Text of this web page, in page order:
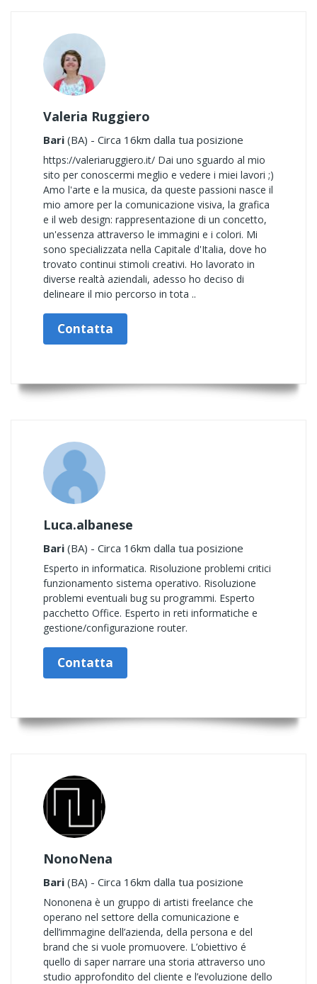
Valeria Ruggiero
Bari (BA) - Circa 16km dalla tua posizione
https://valeriaruggiero.it/ Dai uno sguardo al mio
sito per conoscermi meglio e vedere i miei lavori ;)
Amo l'arte e la musica, da queste passioni nasce il
mio amore per la comunicazione visiva, la grafica
e il web design: rappresentazione di un concetto,
un'essenza attraverso le immagini e i colori. Mi
sono specializzata nella Capitale d'Italia, dove ho
trovato continui stimoli creativi. Ho lavorato in
diverse realtà aziendali, adesso ho deciso di
delineare il mio percorso in tota ..
Contatta
Luca.albanese
Bari (BA) - Circa 16km dalla tua posizione
Esperto in informatica. Risoluzione problemi critici
funzionamento sistema operativo. Risoluzione
problemi eventuali bug su programmi. Esperto
pacchetto Office. Esperto in reti informatiche e
gestione/configurazione router.
Contatta
NonoNena
Bari (BA) - Circa 16km dalla tua posizione
Nononena è un gruppo di artisti freelance che
operano nel settore della comunicazione e
dell’immagine dell’azienda, della persona e del
brand che si vuole promuovere. L’obiettivo é
quello di saper narrare una storia attraverso uno
studio approfondito del cliente e l’evoluzione dello